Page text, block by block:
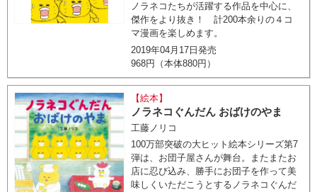
ノラネコたちが活躍する作品を中心に、
傑作をより抜き！ 計200本余りの４コ
マ漫画を楽しめます。
2019年04月17日発売
968円（本体880円）
【絵本】
ノラネコぐんだん おばけのやま
工藤ノリコ
100万部突破の大ヒット絵本シリーズ第7
弾は、お団子屋さんが舞台。またまたお
店に忍び込み、勝手にお団子を作って美
味しくいただこうとするノラネコぐんだ